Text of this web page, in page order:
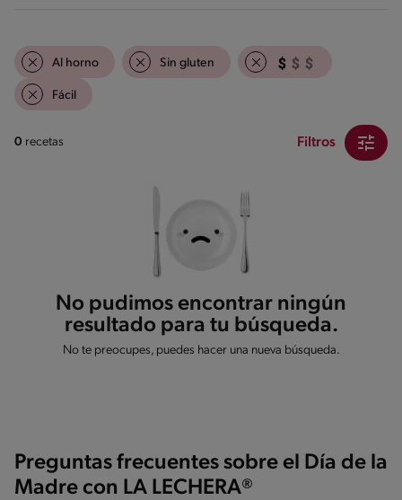
Al horno Sin gluten
Fácil
0 recetas Filtros
No pudimos encontrar ningún
resultado para tu búsqueda.
No te preocupes, puedes hacer una nueva búsqueda.
Preguntas frecuentes sobre el Día de la
Madre con LA LECHERA®